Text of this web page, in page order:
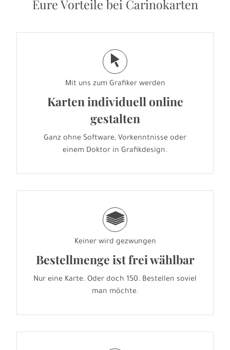
Eure Vorteile bei Carinokarten
j
Mit uns zum Grafiker werden
Karten individuell online
gestalten
Ganz ohne Software, Vorkenntnisse oder
einem Doktor in Grafikdesign.
g
Keiner wird gezwungen
Bestellmenge ist frei wählbar
Nur eine Karte. Oder doch 150. Bestellen soviel
man möchte.